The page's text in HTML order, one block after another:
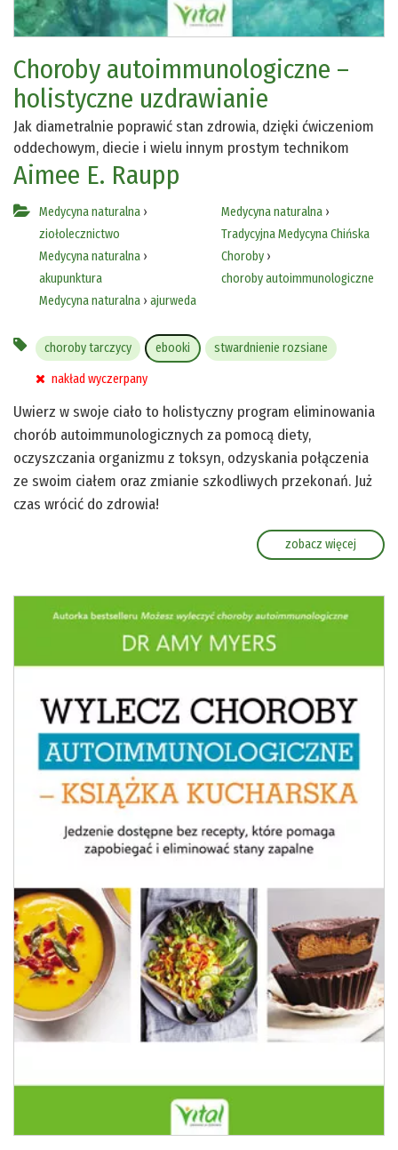
Choroby autoimmunologiczne –
holistyczne uzdrawianie
Jak diametralnie poprawić stan zdrowia, dzięki ćwiczeniom
oddechowym, diecie i wielu innym prostym technikom
Aimee E. Raupp
Medycyna naturalna ›
ziołolecznictwo
Medycyna naturalna ›
akupunktura
Medycyna naturalna › ajurweda
Medycyna naturalna›
Tradycyjna Medycyna Chińska
Choroby›
choroby autoimmunologiczne
choroby tarczycy ebooki stwardnienie rozsiane
nakład wyczerpany
Uwierz w swoje ciało to holistyczny program eliminowania
chorób autoimmunologicznych za pomocą diety,
oczyszczania organizmu z toksyn, odzyskania połączenia
ze swoim ciałem oraz zmianie szkodliwych przekonań. Już
czas wrócić do zdrowia!
zobacz więcej